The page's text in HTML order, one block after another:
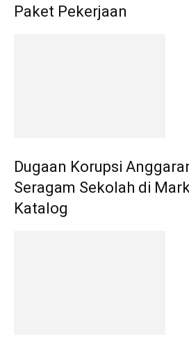
Paket Pekerjaan
Dugaan Korupsi
Seragam Sekolah di
Katalog